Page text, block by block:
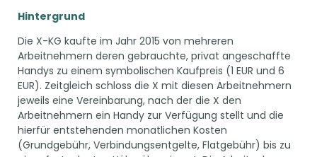
Hintergrund
Die X-KG kaufte im Jahr 2015 von mehreren
Arbeitnehmern deren gebrauchte, privat angeschaffte
Handys zu einem symbolischen Kaufpreis (1 EUR und 6
EUR). Zeitgleich schloss die X mit diesen Arbeitnehmern
jeweils eine Vereinbarung, nach der die X den
Arbeitnehmern ein Handy zur Verfügung stellt und die
hierfür entstehenden monatlichen Kosten
(Grundgebühr, Verbindungsentgelte, Flatgebühr) bis zu